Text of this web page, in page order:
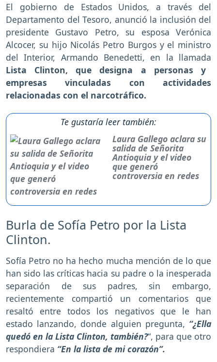
El gobierno de Estados Unidos, a través del
Departamento del Tesoro, anunció la inclusión del
presidente Gustavo Petro, su esposa Verónica
Alcocer, su hijo Nicolás Petro Burgos y el ministro
del Interior, Armando Benedetti, en la llamada
Lista Clinton, que designa a personas y
empresas vinculadas con actividades
relacionadas con el narcotráfico.
Te gustaría leer también:
Laura Gallego aclara su
salida de Señorita
Antioquia y el video
que generó
controversia en redes
Burla de Sofía Petro por la Lista
Clinton.
Sofía Petro no ha hecho mucha mención de lo que
han sido las críticas hacia su padre o la inesperada
separación de sus padres, sin embargo,
recientemente compartió un comentarios que
resaltó entre todos los negativos que le han
estado lanzando, donde alguien pregunta, “¿Ella
quedó en la Lista Clinton, también?“, para que otro
respondiera “En la lista de mi corazón”.